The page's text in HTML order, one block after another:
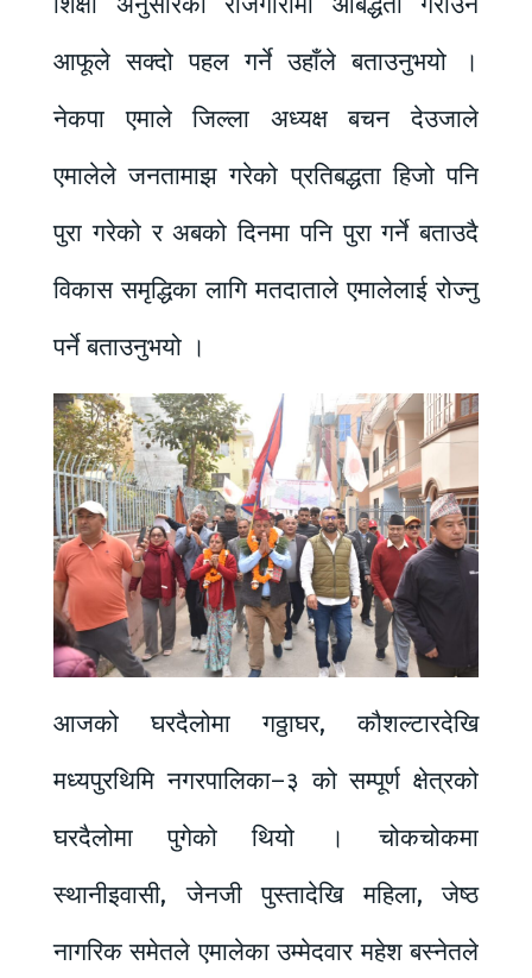
आफूले सक्दो पहल गर्ने उहाँले बताउनुभयो ।
नेकपा एमाले जिल्ला अध्यक्ष बचन देउजाले
एमालेले जनतामाझ गरेको प्रतिबद्धता हिजो पनि
पुरा गरेको र अबको दिनमा पनि पुरा गर्ने बताउदै
विकास समृद्धिका लागि मतदाताले एमालेलाई रोज्नु
पर्ने बताउनुभयो ।
आजको घरदैलोमा गठ्ठाघर, कौशल्टारदेखि
मध्यपुरथिमि नगरपालिका–३ को सम्पूर्ण क्षेत्रको
घरदैलोमा पुगेको थियो । चोकचोकमा
स्थानीइवासी, जेनजी पुस्तादेखि महिला, जेष्ठ
नागरिक समेतले एमालेका उम्मेदवार महेश बस्नेतले